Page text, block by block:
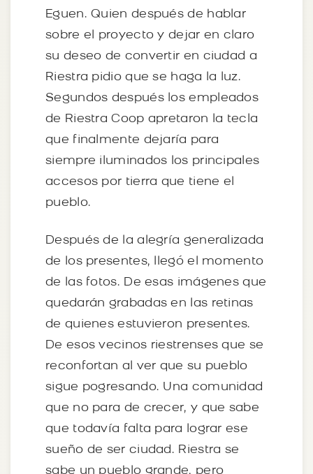
Eguen. Quien después de hablar
sobre el proyecto y dejar en claro
su deseo de convertir en ciudad a
Riestra pidio que se haga la luz.
Segundos después los empleados
de Riestra Coop apretaron la tecla
que finalmente dejaría para
siempre iluminados los principales
accesos por tierra que tiene el
pueblo.
Después de la alegría generalizada
de los presentes, llegó el momento
de las fotos. De esas imágenes que
quedarán grabadas en las retinas
de quienes estuvieron presentes.
De esos vecinos riestrenses que se
reconfortan al ver que su pueblo
sigue pogresando. Una comunidad
que no para de crecer, y que sabe
que todavía falta para lograr ese
sueño de ser ciudad. Riestra se
sabe un pueblo grande, pero